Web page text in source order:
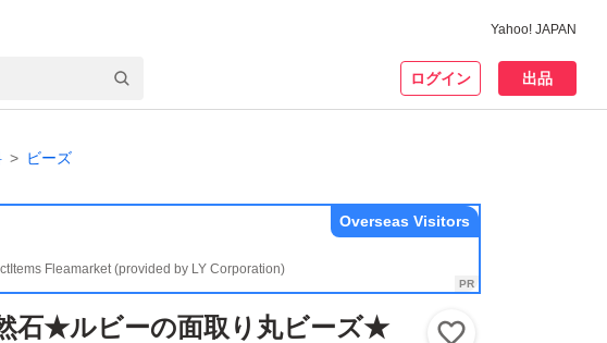
Yahoo! JAPAN
ログイン 出品
ビーズ
Fleamarket (provided by LY Corporation)
Overseas Visitors
石★ルビーの面取り丸ビーズ★